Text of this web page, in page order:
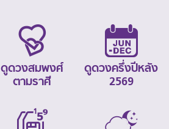
ดูดวงสมพงศ์
ตามราศี
ดูดวงครึ่งปีหลัง
2569